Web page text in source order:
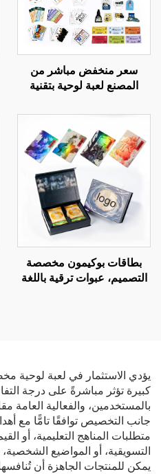
سعر منخفض مباشر من
المصنع لعبة لوحية بتقنية
جماعية ممتعة مونوبولي
بطاقات بوكيمون مخصصة
التصميم، عبوات ترقية باللغة
يؤدي الاستثمار في لعبة لوحية
كبيرة تؤثر مباشرةً على درجة
بالمستخدمين، والفعالية العامة
جانب التخصيص توافقًا تامًّا مع
متطلبات المناهج التعليمية، أو
التسويقية، أو المواضيع
يمكن للمنتجات الجاهزة أن